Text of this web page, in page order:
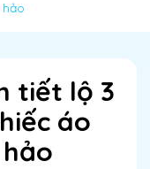
tiết lộ 3
áo